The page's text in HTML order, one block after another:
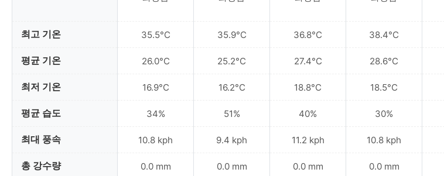
최고 기온
평균 기온
최저 기온
평균 습도
최대 풍속
총 강수량
35.5°C
26.0°C
16.9°C
34%
10.8 kph
0.0 mm
35.9°C
25.2°C
16.2°C
51%
9.4 kph
0.0 mm
36.8°C
27.4°C
18.8°C
40%
11.2 kph
0.0 mm
38.4°C
28.6°C
18.5°C
30%
10.8 kph
0.0 mm